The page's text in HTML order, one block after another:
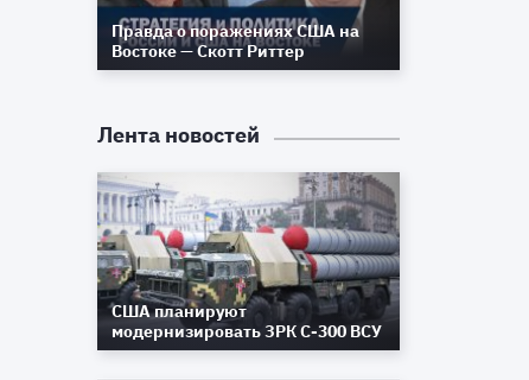
Правда о поражениях США на
Востоке — Скотт Риттер
Лента новостей
США планируют
модернизировать ЗРК С-300 ВСУ